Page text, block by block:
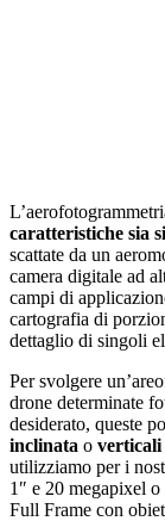
caratteristiche sia
scattate da un
camera digitale ad
campi di
cartografia di
dettaglio di singoli
Per svolgere
drone determinate
desiderato, queste
inclinata o verticali
utilizziamo per i
1″ e 20 megapixel
Full Frame con